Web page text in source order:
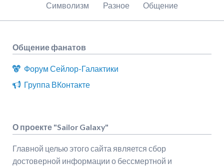
Символизм Разное Общение
Общение фанатов
Форум Сейлор-Галактики
Группа ВКонтакте
О проекте "Sailor Galaxy"
Главной целью этого сайта является сбор
достоверной информации о бессмертной и